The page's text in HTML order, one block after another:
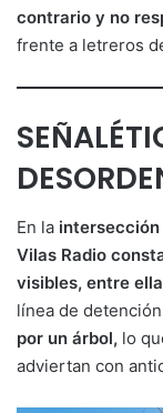
contrario y no
frente a letreros
En la intersección
Vilas Radio
visibles, entre
línea de
por un árbol, lo
adviertan con